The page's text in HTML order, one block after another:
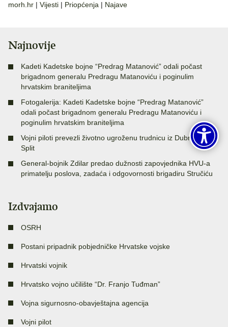
morh.hr | Vijesti | Priopćenja | Najave
Najnovije
Kadeti Kadetske bojne “Predrag Matanović” odali počast
brigadnom generalu Predragu Matanoviću i poginulim
hrvatskim braniteljima
Fotogalerija: Kadeti Kadetske bojne “Predrag Matanović”
odali počast brigadnom generalu Predragu Matanoviću i
poginulim hrvatskim braniteljima
Vojni piloti prevezli životno ugroženu trudnicu iz Dubrovnika u
Split
General-bojnik Zdilar predao dužnosti zapovjednika HVU-a
primatelju poslova, zadaća i odgovornosti brigadiru Stručiću
Izdvajamo
OSRH
Postani pripadnik pobjedničke Hrvatske vojske
Hrvatski vojnik
Hrvatsko vojno učilište “Dr. Franjo Tuđman”
Vojna sigurnosno-obavještajna agencija
Vojni pilot